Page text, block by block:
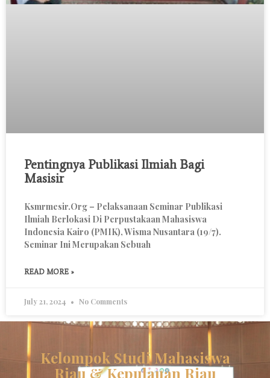
Pentingnya Publikasi Ilmiah Bagi
Masisir
Ksmrmesir.org – Pelaksanaan Seminar Publikasi
Ilmiah Berlokasi Di Perpustakaan Mahasiswa
Indonesia Kairo (PMIK), Wisma Nusantara (19/7).
Seminar Ini Merupakan Sebuah
READ MORE »
July 21, 2024 No Comments
Kelompok Studi Mahasiswa
Riau & Kepulauan Riau